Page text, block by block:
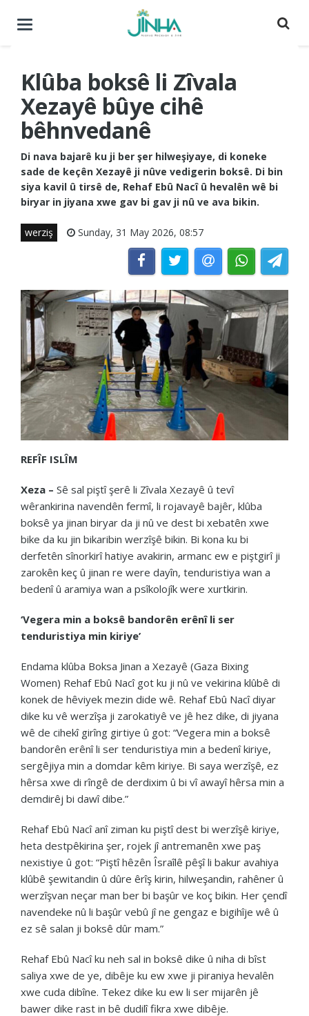
Menuyê
Klûba boksê li Zîvala
Xezayê bûye cihê
bêhnvedanê
Di nava bajarê ku ji ber şer hilweşiyaye, di koneke
sade de keçên Xezayê ji nûve vedigerin boksê. Di bin
siya kavil û tirsê de, Rehaf Ebû Nacî û hevalên wê bi
biryar in jiyana xwe gav bi gav ji nû ve ava bikin.
werziş Sunday, 31 May 2026, 08:57
REFÎF ISLÎM
Xeza – Sê sal piştî şerê li Zîvala Xezayê û tevî
wêrankirina navendên fermî, li rojavayê bajêr, klûba
boksê ya jinan biryar da ji nû ve dest bi xebatên xwe
bike da ku jin bikaribin werzîşê bikin. Bi kona ku bi
derfetên sînorkirî hatiye avakirin, armanc ew e piştgirî ji
zarokên keç û jinan re were dayîn, tenduristiya wan a
bedenî û aramiya wan a psîkolojîk were xurtkirin.
‘Vegera min a boksê bandorên erênî li ser
tenduristiya min kiriye’
Endama klûba Boksa Jinan a Xezayê (Gaza Bixing
Women) Rehaf Ebû Nacî got ku ji nû ve vekirina klûbê di
konek de hêviyek mezin dide wê. Rehaf Ebû Nacî diyar
dike ku vê werzîşa ji zarokatiyê ve jê hez dike, di jiyana
wê de cihekî girîng girtiye û got: “Vegera min a boksê
bandorên erênî li ser tenduristiya min a bedenî kiriye,
sergêjiya min a domdar kêm kiriye. Bi saya werzîşê, ez
hêrsa xwe di rîngê de derdixim û bi vî awayî hêrsa min a
demdirêj bi dawî dibe.”
Rehaf Ebû Nacî anî ziman ku piştî dest bi werzîşê kiriye,
heta destpêkirina şer, rojek jî antremanên xwe paş
nexistiye û got: “Piştî hêzên Îsraîlê pêşî li bakur avahiya
klûbê şewitandin û dûre êrîş kirin, hilweşandin, rahêner û
werzîşvan neçar man ber bi başûr ve koç bikin. Her çendî
navendeke nû li başûr vebû jî ne gengaz e bigihîje wê û
ez sê salan ji boksê dûr mam.”
Rehaf Ebû Nacî ku neh sal in boksê dike û niha di bîst
saliya xwe de ye, dibêje ku ew xwe ji piraniya hevalên
xwe cuda dibîne. Tekez dike ku ew li ser mijarên jê
bawer dike rast in bê dudilî fikra xwe dibêje.